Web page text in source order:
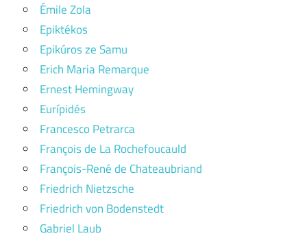
Émile Zola
Epiktékos
Epikúros ze Samu
Erich Maria Remarque
Ernest Hemingway
Eurípidés
Francesco Petrarca
François de La Rochefoucauld
François-René de Chateaubriand
Friedrich Nietzsche
Friedrich von Bodenstedt
Gabriel Laub